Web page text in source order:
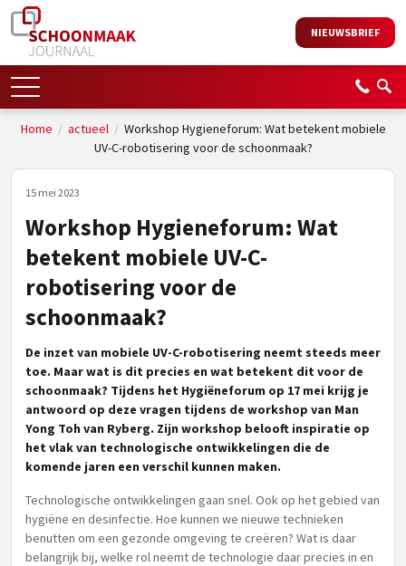
NIEUWSBRIEF
Home / actueel/ Workshop Hygieneforum: Wat betekent mobiele
UV-C-robotisering voor de schoonmaak?
15 mei 2023
Workshop Hygieneforum: Wat
betekent mobiele UV-C-
robotisering voor de
schoonmaak?
De inzet van mobiele UV-C-robotisering neemt steeds meer
toe. Maar wat is dit precies en wat betekent dit voor de
schoonmaak? Tijdens het Hygiëneforum op 17 mei krijg je
antwoord op deze vragen tijdens de workshop van Man
Yong Toh van Ryberg. Zijn workshop belooft inspiratie op
het vlak van technologische ontwikkelingen die de
komende jaren een verschil kunnen maken.
Technologische ontwikkelingen gaan snel. Ook op het gebied van
hygiëne en desinfectie. Hoe kunnen we nieuwe technieken
benutten om een gezonde omgeving te creëren? Wat is daar
belangrijk bij, welke rol neemt de technologie daar precies in en